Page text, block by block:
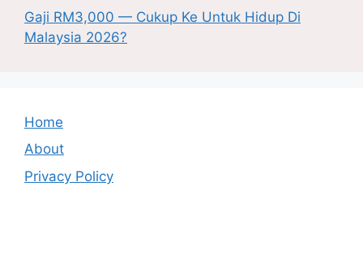
Gaji RM3,000 — Cukup Ke Untuk Hidup Di
Malaysia 2026?
Home
About
Privacy Policy